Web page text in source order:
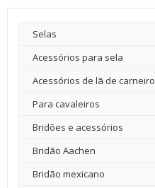
Selas
Acessórios para sela
Acessórios de lã de carneiro
Para cavaleiros
Bridões e acessórios
Bridão Aachen
Bridão mexicano